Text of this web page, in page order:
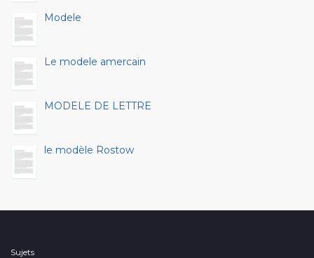
Modele
Le modele amercain
MODELE DE LETTRE
le modèle Rostow
Sujets